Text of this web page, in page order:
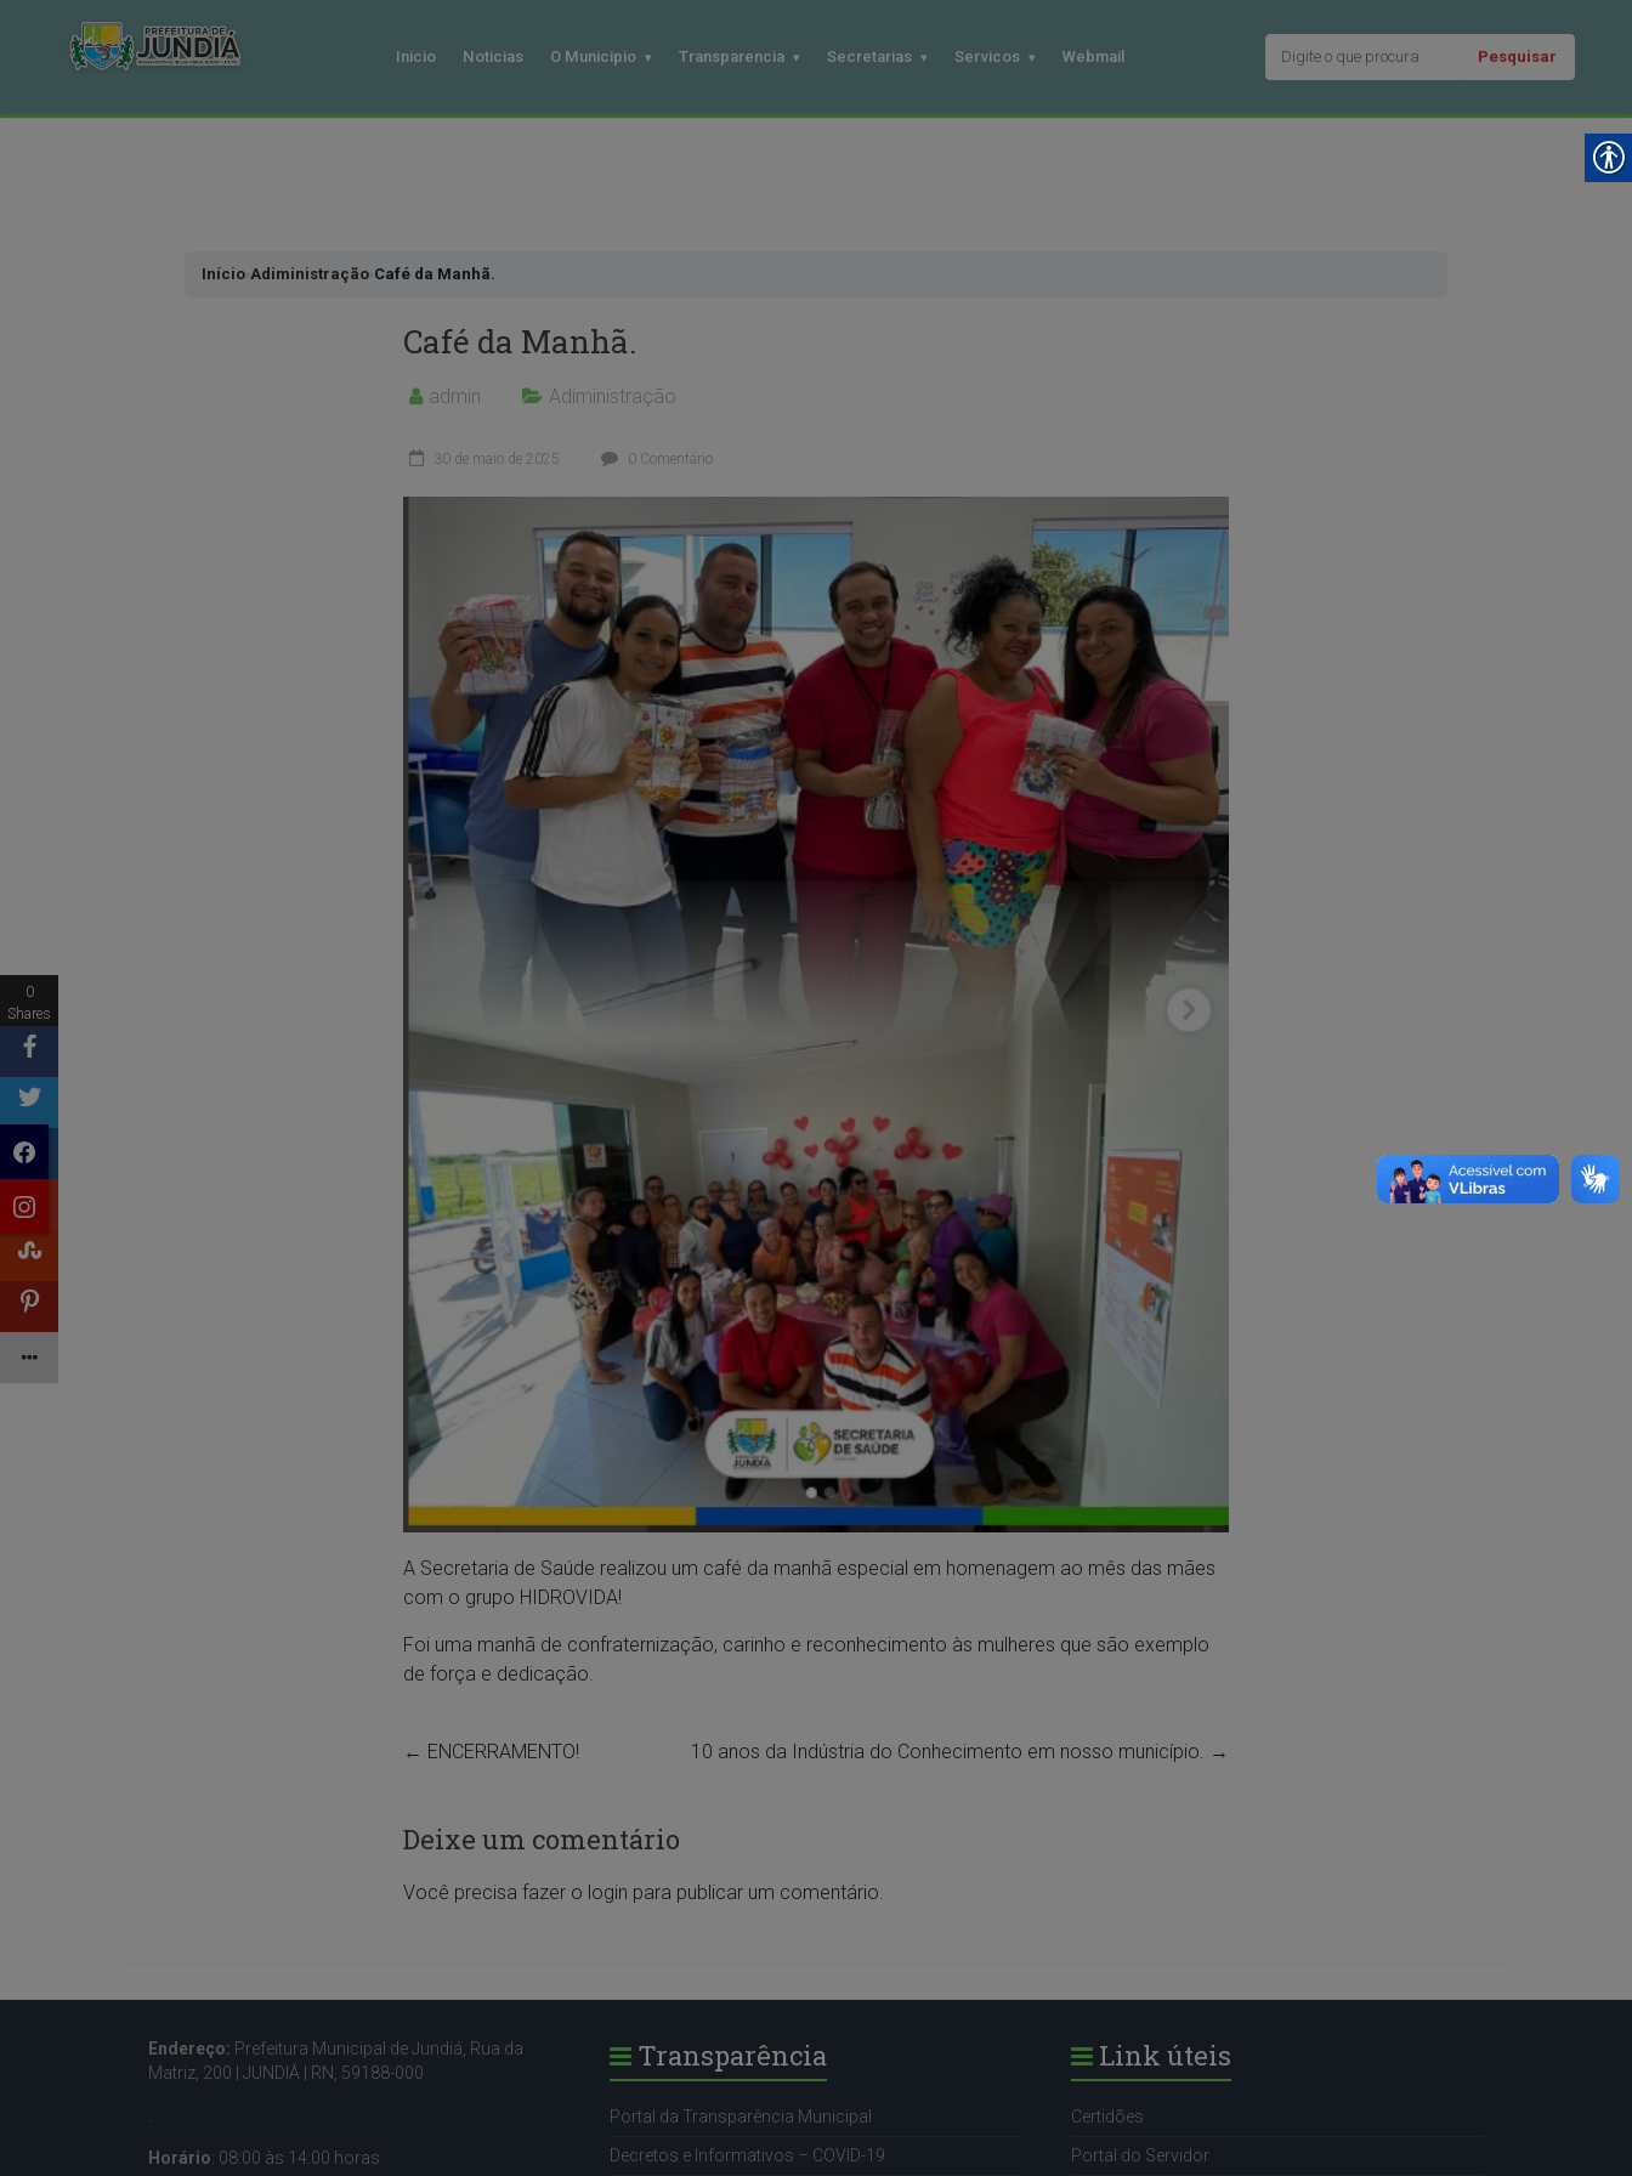
Inicio Noticias O Municipio Transparencia Secretarias Servicos Webmail Pesquisar
Início›Adiministração›Café da Manhã.
Café da Manhã.
admin Adiministração
30 de maio de 2025 0 Comentário
A Secretaria de Saúde realizou um café da manhã especial em homenagem ao mês das mães
com o grupo HIDROVIDA!
Foi uma manhã de confraternização, carinho e reconhecimento às mulheres que são exemplo
de força e dedicação.
← ENCERRAMENTO! 10 anos da Indústria do Conhecimento em nosso município. →
Deixe um comentário
Você precisa fazer o login para publicar um comentário.
Endereço: Prefeitura Municipal de Jundiá, Rua da
Matriz, 200 |
JUNDIÁ | RN, 59188-000
.
Horário: 08:00 às 14:00 horas
Transparência
Portal da Transparência Municipal
Decretos e Informativos – COVID-19
Link úteis
Certidões
Portal do Servidor
0
Shares